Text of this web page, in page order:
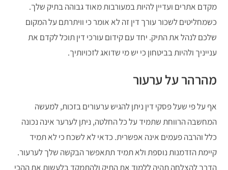
מקדם אתרים ועדיין להיות במעורבות מאוד גבוהה בתיק שלך.
כשמחליטים לשכור עורך דין זה לא אומר כי וויתרתם על המקום
שלכם לנהל את התיק. יחד עם קידום עורכי דין תוכל לקדם את
ענייניך ולהיות בביטחון כי יש מי שדואג לזכויותיך.
מהרהר על ערעור
אף על פי שעל פסקי דין ניתן להגיש ערעורים בזכות, למעשה
המחשבה הרווחת שתמיד על כל החלטה, ניתן לערער אינה נכונה
כלל והרבה פעמים אינה אפשרית. כדאי לא לשכח כי לא תמיד
קיימת הזדמנות נוספת ולא תמיד תתאפשר הבקשה שלך לערעור.
הדרך להצלחה תהיה ללמוד את התיק ולהתמקד בלעשות את ההכי